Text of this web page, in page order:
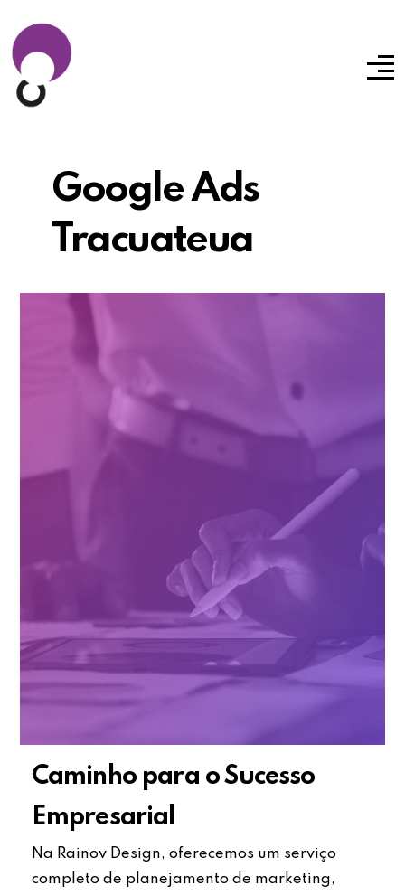
Google Ads
Tracuateua
Caminho para o Sucesso
Empresarial
Na Rainov Design, oferecemos um serviço
completo de planejamento de marketing,